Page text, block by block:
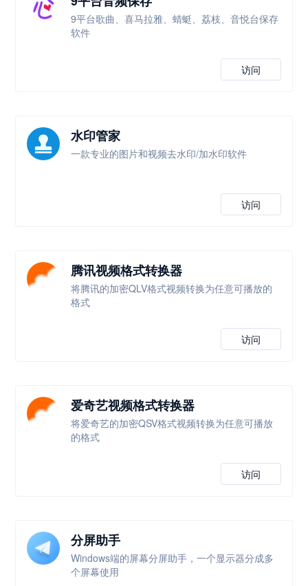
9平台歌曲、喜马拉雅、蜻蜓、荔枝、音悦台保存
软件
访问
水印管家
一款专业的图片和视频去水印/加水印软件
访问
腾讯视频格式转换器
将腾讯的加密QLV格式视频转换为任意可播放的
格式
访问
爱奇艺视频格式转换器
将爱奇艺的加密QSV格式视频转换为任意可播放
的格式
访问
分屏助手
Windows端的屏幕分屏助手，一个显示器分成多
个屏幕使用